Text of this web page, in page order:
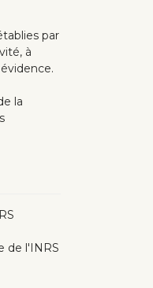
par
à
la
de l'INRS